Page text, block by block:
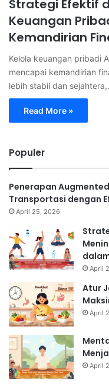
Strategi Efektif
Keuangan
Kemandirian
Kelola keuangan pribadi
mencapai kemandirian
lebih stabil dan
Read More »
Populer
Penerapan
Transportasi dengan
April 25, 2026
April
Atur
April
April